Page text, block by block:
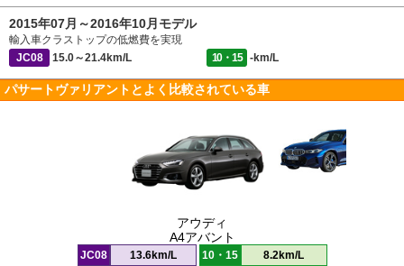
2015年07月～2016年10月モデル
輸入車クラストップの低燃費を実現
JC08
15.0～21.4km/L 10・15 -km/L
パサートヴァリアントとよく比較されている車
アウディ
A4アバント
JC08 13.6km/L 10・15 8.2km/L